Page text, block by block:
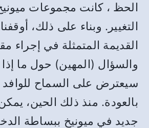
الحظ ، كانت مجموعات
التغيير. وبناء على ذلك،
القديمة المتمثلة في إجراء
والسؤال (المهين) حول ما
سيعترض على السماح للوافد
بالعودة. منذ ذلك الحين،
جديد في ميونيخ ببساطة